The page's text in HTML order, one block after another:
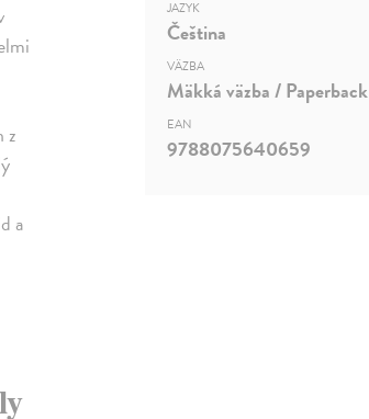
z
a
JAZYK
Čeština
VÄZBA
Mäkká väzba / Paperback
EAN
9788075640659